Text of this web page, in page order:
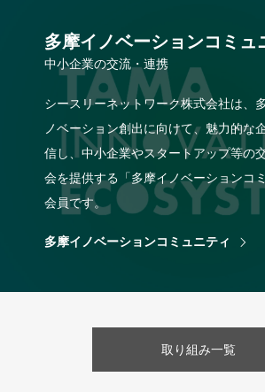
多摩イノベーションコミュ
中小企業の交流・連携
シースリーネットワーク株式会社は、
ノベーション創出に向けて、魅力的な
信し、中小企業やスタートアップ等の
会を提供する「多摩イノベーションコ
会員です。
多摩イノベーションコミュニティ
取り組み一覧